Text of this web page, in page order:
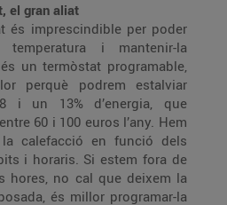
el gran aliat
és imprescindible per poder
un termòstat programable,
perquè podrem estalviar
d’energia, que
60 i 100 euros l’any. Hem
Si estem fora de
hores, no cal que deixem la